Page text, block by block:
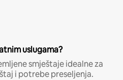
uslugama?
smještaje idealne za
i potrebe preseljenja.